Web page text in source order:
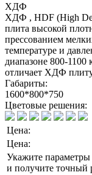
ХДФ
ХДФ , HDF (High
плита высокой
прессованием
температуре и
диапазоне 800-
отличает ХДФ
Габариты:
1600*800*750
Цветовые решения:
Цена:
Цена:
Укажите параметры
и получите точный